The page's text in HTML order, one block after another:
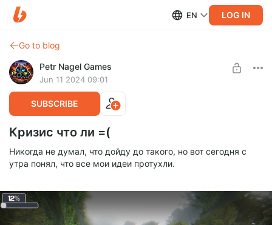
EN LOG IN
Go to blog
Petr Nagel Games
Jun 11 2024 09:01
SUBSCRIBE
Кризис что ли =(
Никогда не думал, что дойду до такого, но вот сегодня с
утра понял, что все мои идеи протухли.